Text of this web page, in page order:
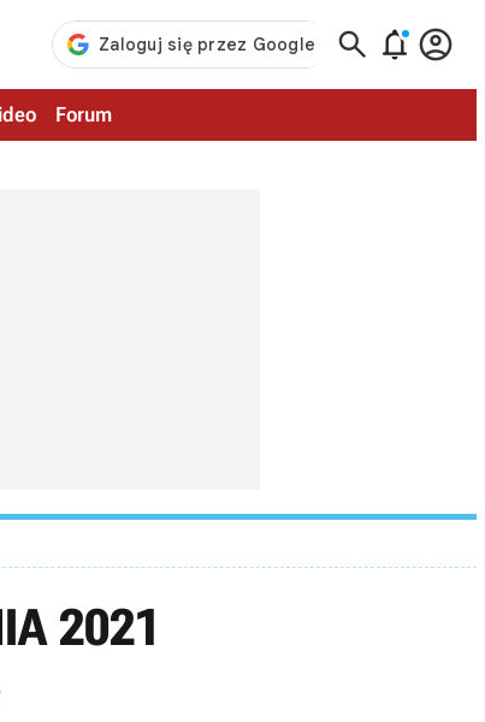
  
Forum
2021